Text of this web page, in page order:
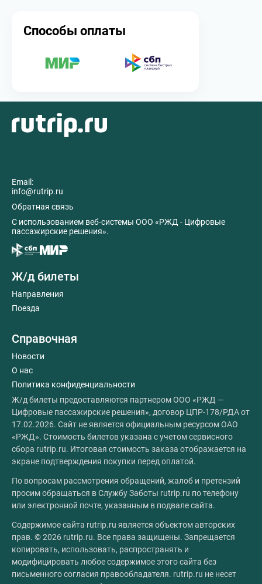
Способы оплаты
Email:
info@rutrip.ru
Обратная связь
C использованием веб-системы ООО «РЖД - Цифровые
пассажирские решения».
Ж/д билеты
Направления
Поезда
Справочная
Новости
О нас
Политика конфиденциальности
Ж/д билеты предоставляются партнером ООО «РЖД —
Цифровые пассажирские решения», договор ЦПР-178/РДА от
17.02.2026. Сайт не является официальным ресурсом ОАО
«РЖД». Стоимость билетов указана с учетом сервисного
сбора rutrip.ru. Итоговая стоимость заказа отображается на
экране подтверждения покупки перед оплатой.
По вопросам рассмотрения обращений, жалоб и претензий
просим обращаться в Службу Заботы rutrip.ru по телефону
или электронной почте, указанным в подвале сайта.
Содержимое сайта rutrip.ru является объектом авторских
прав. © 2026 rutrip.ru. Все права защищены. Запрещается
копировать, использовать, распространять и
модифицировать любое содержимое этого сайта без
письменного согласия правообладателя. rutrip.ru не несет